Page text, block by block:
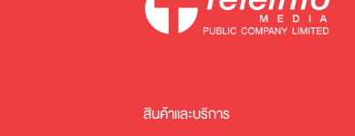
สินค้าและบริการ